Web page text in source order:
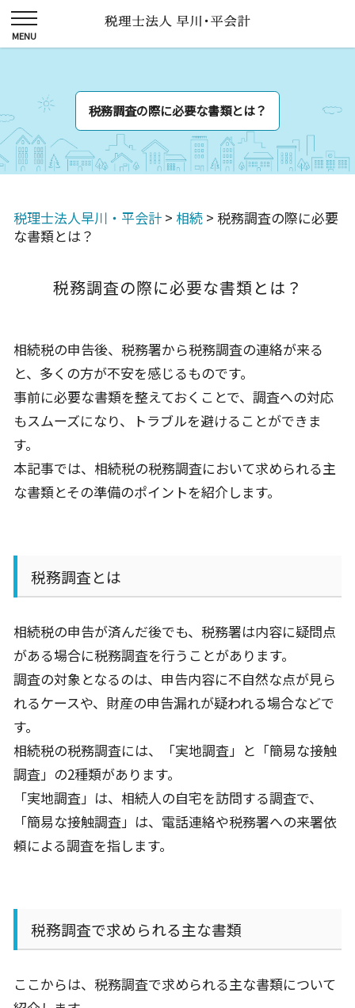
税務調査の際に必要な書類とは？
税理士法人早川・平会計 > 相続 > 税務調査の際に必要
な書類とは？
税務調査の際に必要な書類とは？
相続税の申告後、税務署から税務調査の連絡が来る
と、多くの方が不安を感じるものです。
事前に必要な書類を整えておくことで、調査への対応
もスムーズになり、トラブルを避けることができま
す。
本記事では、相続税の税務調査において求められる主
な書類とその準備のポイントを紹介します。
税務調査とは
相続税の申告が済んだ後でも、税務署は内容に疑問点
がある場合に税務調査を行うことがあります。
調査の対象となるのは、申告内容に不自然な点が見ら
れるケースや、財産の申告漏れが疑われる場合などで
す。
相続税の税務調査には、「実地調査」と「簡易な接触
調査」の2種類があります。
「実地調査」は、相続人の自宅を訪問する調査で、
「簡易な接触調査」は、電話連絡や税務署への来署依
頼による調査を指します。
税務調査で求められる主な書類
ここからは、税務調査で求められる主な書類について